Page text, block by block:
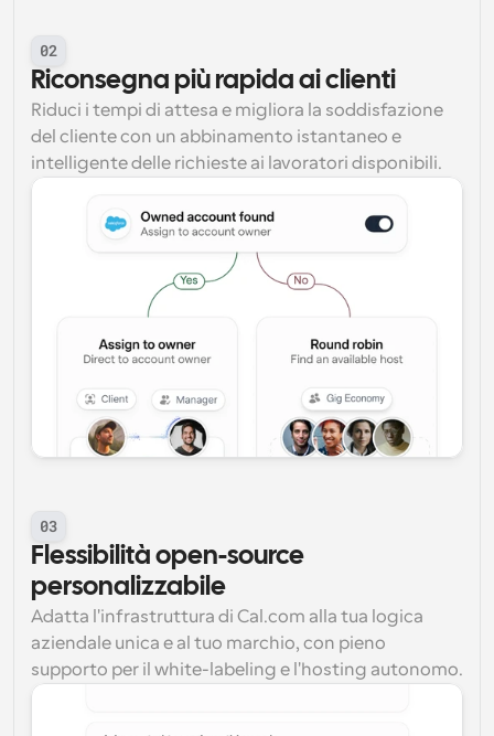
02
Riconsegna più rapida ai clienti
Riduci i tempi di attesa e migliora la soddisfazione
del cliente con un abbinamento istantaneo e
intelligente delle richieste ai lavoratori disponibili.
03
Flessibilità open-source
personalizzabile
Adatta l'infrastruttura di Cal.com alla tua logica
aziendale unica e al tuo marchio, con pieno
supporto per il white-labeling e l'hosting autonomo.